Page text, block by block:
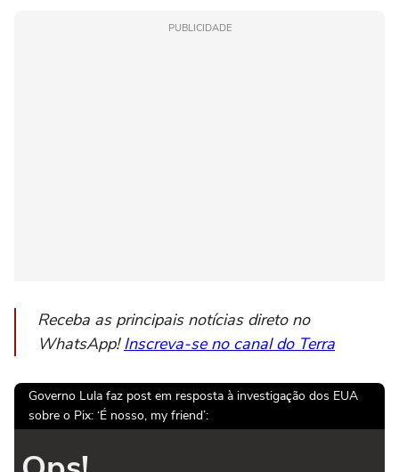
PUBLICIDADE
Receba as principais notícias direto no
WhatsApp!Inscreva-se no canal do Terra
Governo Lula faz post em resposta à investigação dos EUA
sobre o Pix: ‘É nosso, my friend’: